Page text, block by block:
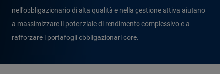
nell'obbligazionario di alta qualità e nella gestione attiva aiutano
a massimizzare il potenziale di rendimento complessivo e a
rafforzare i portafogli obbligazionari core.